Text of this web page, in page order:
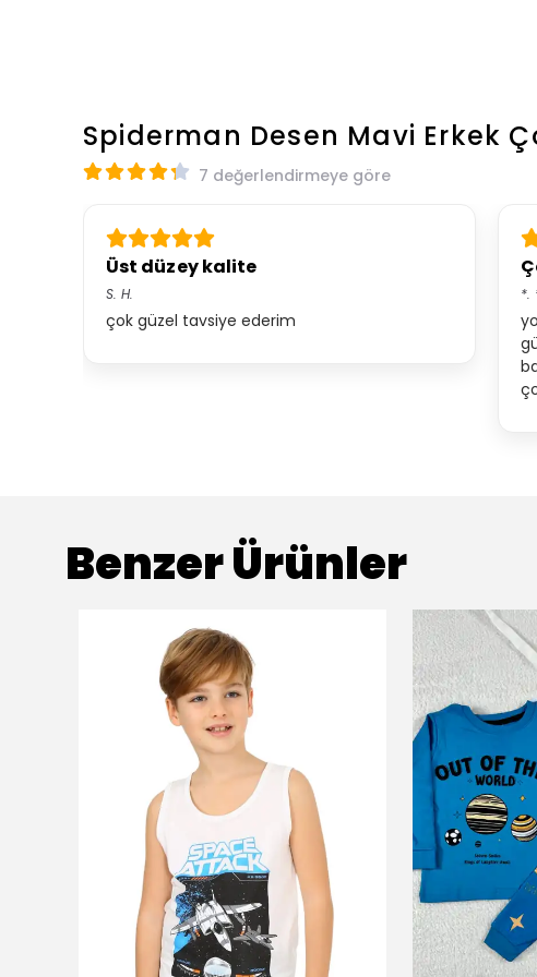
Spiderman Desen Mavi Erkek
7 değerlendirmeye göre
Üst düzey kalite
S. H.
çok güzel tavsiye ederim
*.
Benzer Ürünler